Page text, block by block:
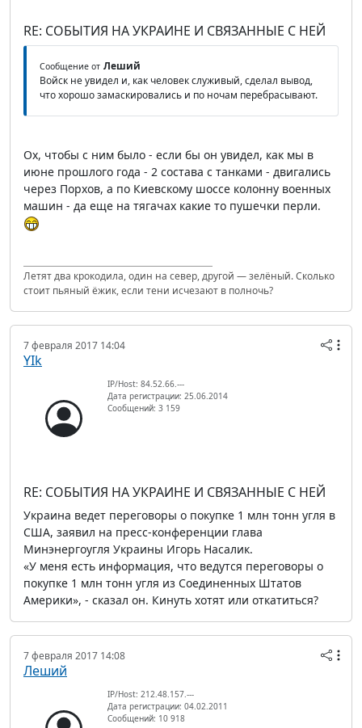
RE: СОБЫТИЯ НА УКРАИНЕ И СВЯЗАННЫЕ С НЕЙ
Сообщение от Леший
Войск не увидел и, как человек служивый, сделал вывод,
что хорошо замаскировались и по ночам перебрасывают.
Ох, чтобы с ним было - если бы он увидел, как мы в
июне прошлого года - 2 состава с танками - двигались
через Порхов, а по Киевскому шоссе колонну военных
машин - да еще на тягачах какие то пушечки перли.
Летят два крокодила, один на север, другой — зелёный. Сколько
стоит пьяный ёжик, если тени исчезают в полночь?
7 февраля 2017 14:04
YIk
IP/Host: 84.52.66.---
Дата регистрации: 25.06.2014
Сообщений: 3 159
RE: СОБЫТИЯ НА УКРАИНЕ И СВЯЗАННЫЕ С НЕЙ
Украина ведет переговоры о покупке 1 млн тонн угля в
США, заявил на пресс-конференции глава
Минэнергоугля Украины Игорь Насалик.
«У меня есть информация, что ведутся переговоры о
покупке 1 млн тонн угля из Соединенных Штатов
Америки», - сказал он. Кинуть хотят или откатиться?
7 февраля 2017 14:08
Леший
IP/Host: 212.48.157.---
Дата регистрации: 04.02.2011
Сообщений: 10 918